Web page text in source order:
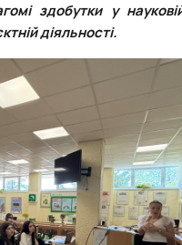
здобутки у
діяльності.